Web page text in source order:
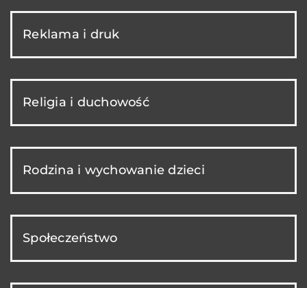
Reklama i druk
Religia i duchowość
Rodzina i wychowanie dzieci
Społeczeństwo